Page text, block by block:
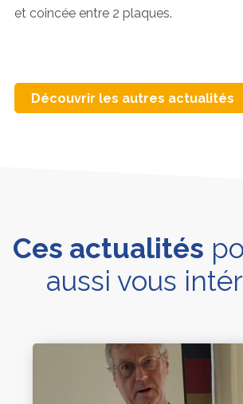
et coincée entre 2 plaques.
Découvrir les autres actualités
Ces actualités
aussi vous